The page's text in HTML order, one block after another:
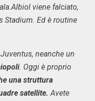
viene falciato,
Stadium. Ed è routine
neanche un
. Oggi è proprio
una struttura
satellite. Avete